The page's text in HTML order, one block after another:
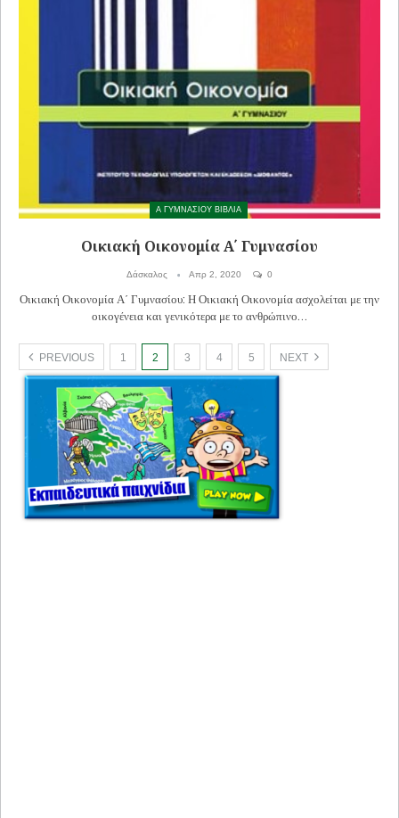
Α ΓΥΜΝΑΣΙΟΥ ΒΙΒΛΙΑ
Οικιακή Οικονομία Α΄ Γυμνασίου
Δάσκαλος Απρ 2, 2020 0
Οικιακή Οικονομία Α΄ Γυμνασίου: Η Οικιακή Οικονομία ασχολείται με την
οικογένεια και γενικότερα με το ανθρώπινο…
PREVIOUS 1 2 3 4 5 NEXT